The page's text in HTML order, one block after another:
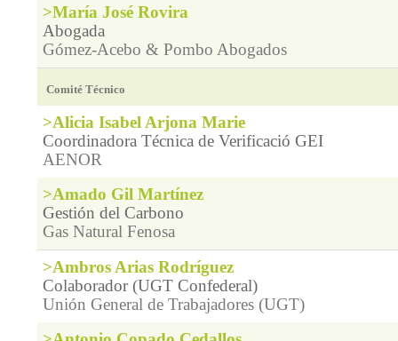
>María José Rovira
Abogada
Gómez-Acebo & Pombo Abogados
Comité Técnico
>Alicia Isabel Arjona Marie
Coordinadora Técnica de Verificació GEI
AENOR
>Amado Gil Martínez
Gestión del Carbono
Gas Natural Fenosa
>Ambros Arias Rodríguez
Colaborador (UGT Confederal)
Unión General de Trabajadores (UGT)